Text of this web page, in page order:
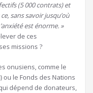
(5 000 contrats) et
sans savoir jusqu’où
est énorme. »
de ces
missions ?
onusiens, comme le
ou le Fonds des Nations
dépend de donateurs,